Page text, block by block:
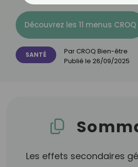
Découvrez les 11 menus CROQ
SANTÉ Par CROQ Bien-être
Publié le 26/09/2025
Les effets secondaires